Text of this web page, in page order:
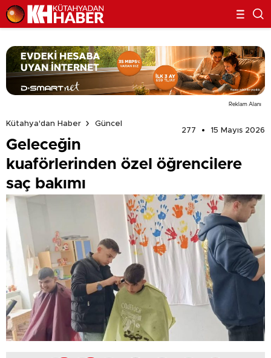
Reklam Alanı
Kütahya'dan Haber
Güncel
277
15 Mayıs 2026
Geleceğin
kuaförlerinden özel öğrencilere
saç bakımı